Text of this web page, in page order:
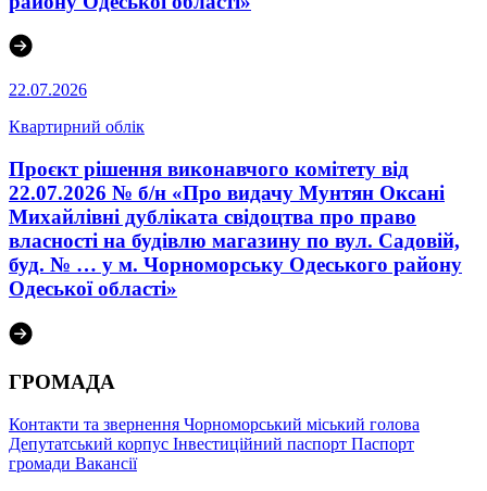
22.07.2026
Квартирний облік
Проєкт рішення виконавчого комітету від
22.07.2026 № б/н «Про видачу Мунтян Оксані
Михайлівні дубліката свідоцтва про право
власності на будівлю магазину по вул. Садовій,
буд. № … у м. Чорноморську Одеського району
Одеської області»
ГРОМАДА
Контакти та звернення Чорноморський міський голова
Депутатський корпус Інвестиційний паспорт Паспорт
громади Вакансії